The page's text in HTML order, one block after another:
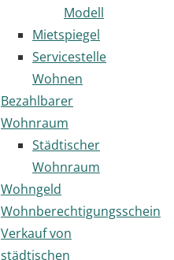
Modell
Mietspiegel
Servicestelle
Wohnen
Bezahlbarer
Wohnraum
Städtischer
Wohnraum
Wohngeld
Wohnberechtigungsschein
Verkauf von
städtischen